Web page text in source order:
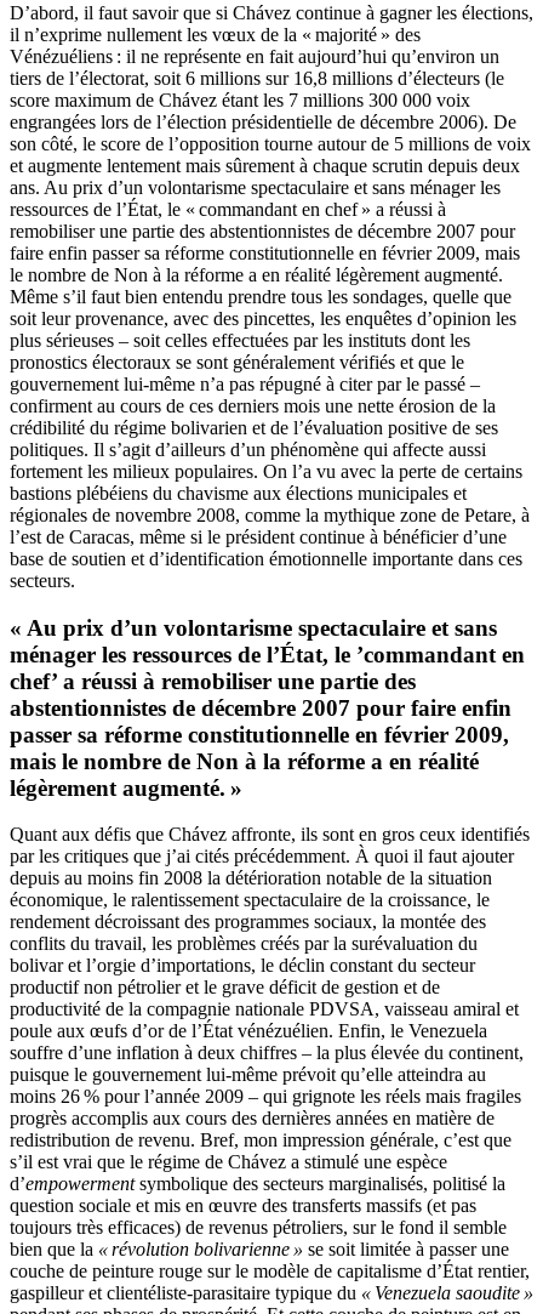
D’abord, il faut savoir que si Chávez continue à gagner les élections,
il n’exprime nullement les vœux de la « majorité » des
Vénézuéliens : il ne représente en fait aujourd’hui qu’environ un
tiers de l’électorat, soit 6 millions sur 16,8 millions d’électeurs (le
score maximum de Chávez étant les 7 millions 300 000 voix
engrangées lors de l’élection présidentielle de décembre 2006). De
son côté, le score de l’opposition tourne autour de 5 millions de voix
et augmente lentement mais sûrement à chaque scrutin depuis deux
ans. Au prix d’un volontarisme spectaculaire et sans ménager les
ressources de l’État, le « commandant en chef » a réussi à
remobiliser une partie des abstentionnistes de décembre 2007 pour
faire enfin passer sa réforme constitutionnelle en février 2009, mais
le nombre de Non à la réforme a en réalité légèrement augmenté.
Même s’il faut bien entendu prendre tous les sondages, quelle que
soit leur provenance, avec des pincettes, les enquêtes d’opinion les
plus sérieuses – soit celles effectuées par les instituts dont les
pronostics électoraux se sont généralement vérifiés et que le
gouvernement lui-même n’a pas répugné à citer par le passé –
confirment au cours de ces derniers mois une nette érosion de la
crédibilité du régime bolivarien et de l’évaluation positive de ses
politiques. Il s’agit d’ailleurs d’un phénomène qui affecte aussi
fortement les milieux populaires. On l’a vu avec la perte de certains
bastions plébéiens du chavisme aux élections municipales et
régionales de novembre 2008, comme la mythique zone de Petare, à
l’est de Caracas, même si le président continue à bénéficier d’une
base de soutien et d’identification émotionnelle importante dans ces
secteurs.
« Au prix d’un volontarisme spectaculaire et sans
ménager les ressources de l’État, le ’commandant en
chef’ a réussi à remobiliser une partie des
abstentionnistes de décembre 2007 pour faire enfin
passer sa réforme constitutionnelle en février 2009,
mais le nombre de Non à la réforme a en réalité
légèrement augmenté. »
Quant aux défis que Chávez affronte, ils sont en gros ceux identifiés
par les critiques que j’ai cités précédemment. À quoi il faut ajouter
depuis au moins fin 2008 la détérioration notable de la situation
économique, le ralentissement spectaculaire de la croissance, le
rendement décroissant des programmes sociaux, la montée des
conflits du travail, les problèmes créés par la surévaluation du
bolivar et l’orgie d’importations, le déclin constant du secteur
productif non pétrolier et le grave déficit de gestion et de
productivité de la compagnie nationale PDVSA, vaisseau amiral et
poule aux œufs d’or de l’État vénézuélien. Enfin, le Venezuela
souffre d’une inflation à deux chiffres – la plus élevée du continent,
puisque le gouvernement lui-même prévoit qu’elle atteindra au
moins 26 % pour l’année 2009 – qui grignote les réels mais fragiles
progrès accomplis aux cours des dernières années en matière de
redistribution de revenu. Bref, mon impression générale, c’est que
s’il est vrai que le régime de Chávez a stimulé une espèce
d’empowermentsymbolique des secteurs marginalisés, politisé la
question sociale et mis en œuvre des transferts massifs (et pas
toujours très efficaces) de revenus pétroliers, sur le fond il semble
bien que la « révolution bolivarienne » se soit limitée à passer une
couche de peinture rouge sur le modèle de capitalisme d’État rentier,
gaspilleur et clientéliste-parasitaire typique du « Venezuela saoudite »